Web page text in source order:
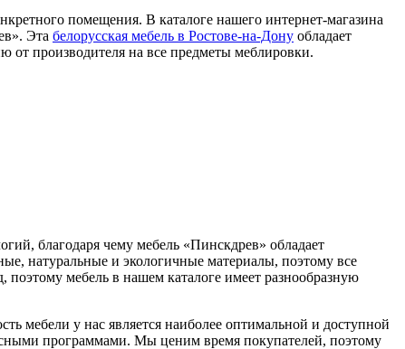
помещения. В каталоге нашего интернет-магазина
Эта белорусская мебель в Ростове-на-Дону обладает
от производителя на все предметы меблировки.
благодаря чему мебель «Пинскдрев» обладает
натуральные и экологичные материалы, поэтому все
поэтому мебель в нашем каталоге имеет разнообразную
мебели у нас является наиболее оптимальной и доступной
программами. Мы ценим время покупателей, поэтому